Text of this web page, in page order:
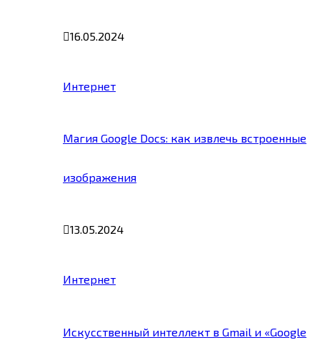
16.05.2024
Интернет
Магия Google Docs: как извлечь встроенные
изображения
13.05.2024
Интернет
Искусственный интеллект в Gmail и «Google